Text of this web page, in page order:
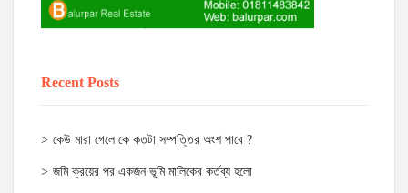
Recent Posts
কেউ মারা গেলে কে কতটা সম্পত্তির অংশ পাবে ?
জমি ক্রয়ের পর একজন ভূমি মালিকের কর্তব্য হলো